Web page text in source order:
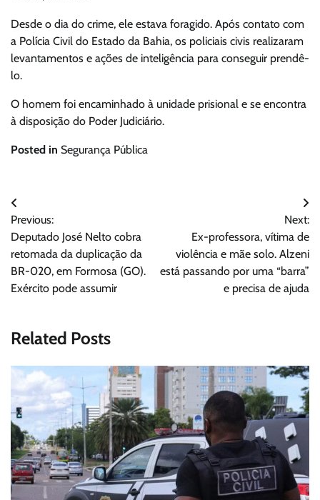
Desde o dia do crime, ele estava foragido. Após contato com
a Polícia Civil do Estado da Bahia, os policiais civis realizaram
levantamentos e ações de inteligência para conseguir prendê-
lo.
O homem foi encaminhado à unidade prisional e se encontra
à disposição do Poder Judiciário.
Posted in Segurança Pública
Navegação
de
Post
Previous:
Deputado José Nelto cobra
retomada da duplicação da
BR-020, em Formosa (GO).
Exército pode assumir
Next:
Ex-professora, vítima de
violência e mãe solo. Alzeni
está passando por uma “barra”
e precisa de ajuda
Related Posts